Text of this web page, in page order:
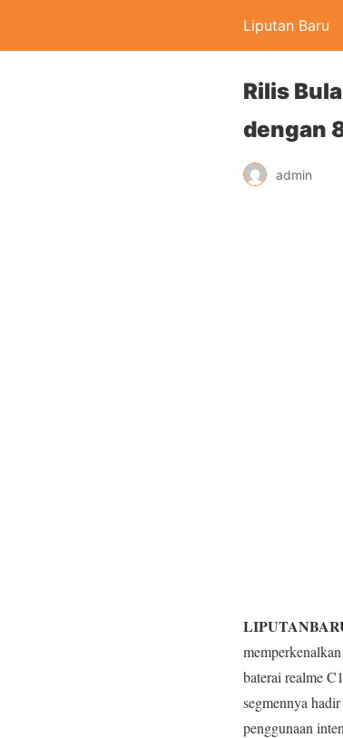
Liputan Baru
Rilis
dengan
admin
baterai realme
segmennya
penggunaan